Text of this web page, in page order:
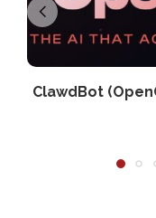
ClawdBot